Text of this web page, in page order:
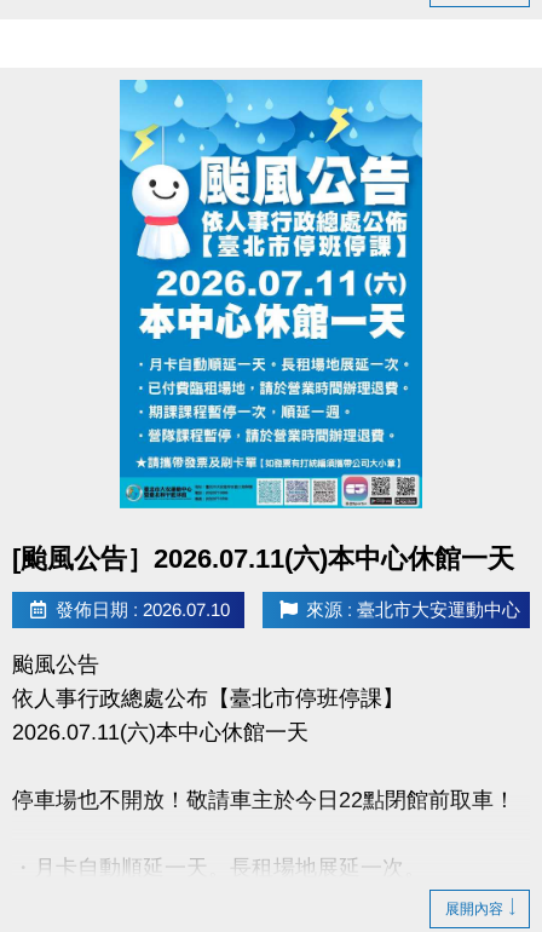
網路報名請點我(開啟新視窗)
▪︎ 大安APP 長佳Sports+ APP傳送門⬇
APPLE 傳送門點我(開啟新視窗)
google play 傳送門點我(開啟新視窗)
相關洽詢(02)2377-0300
▪︎ 泳池 分機 105
▪︎ 課務/球類 分機 103、104
▪︎ 體適能(肌力體能) 分機 107
[颱風公告］2026.07.11(六)本中心休館一天
發佈日期 : 2026.07.10 來源 : 臺北市大安運動中心
颱風公告
依人事行政總處公布【臺北市停班停課】
2026.07.11(六)本中心休館一天
停車場也不開放！敬請車主於今日22點閉館前取車！
・月卡自動順延一天。長租場地展延一次。
展開內容